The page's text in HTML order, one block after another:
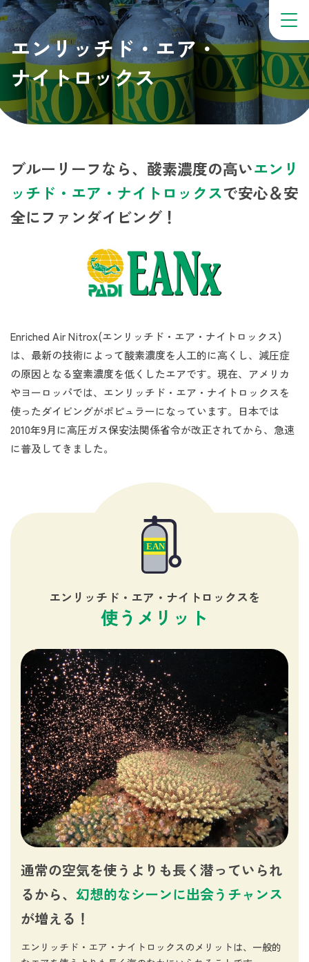
エンリッチド・エア・
ナイトロックス
ブルーリーフなら、 酸素濃度の高いエンリ
ッチド・エア・ナイトロックスで安心＆安
全にファンダイビング！
Enriched Air Nitrox(エンリッチド・エア・ナイトロックス)
は、最新の技術によって酸素濃度を人工的に高くし、減圧症
の原因となる窒素濃度を低くしたエアです。現在、アメリカ
やヨーロッパでは、エンリッチド・エア・ナイトロックスを
使ったダイビングがポピュラーになっています。日本では
2010年9月に高圧ガス保安法関係省令が改正されてから、急速
に普及してきました。
エンリッチド・エア・ナイトロックスを
使うメリット
通常の空気を使うよりも長く潜っていられ
るから、 幻想的なシーンに出会うチャンス
が増える！
エンリッチド・エア・ナイトロックスのメリットは、一般的